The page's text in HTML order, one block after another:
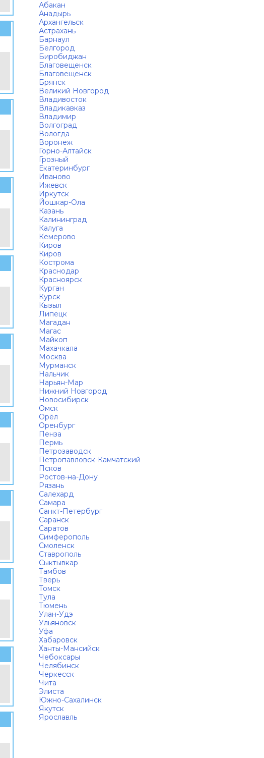
Абакан
Анадырь
Архангельск
Астрахань
Барнаул
Белгород
Биробиджан
Благовещенск
Благовещенск
Брянск
Великий Новгород
Владивосток
Владикавказ
Владимир
Волгоград
Вологда
Воронеж
Горно-Алтайск
Грозный
Екатеринбург
Иваново
Ижевск
Иркутск
Йошкар-Ола
Казань
Калининград
Калуга
Кемерово
Киров
Киров
Кострома
Краснодар
Красноярск
Курган
Курск
Кызыл
Липецк
Магадан
Магас
Майкоп
Махачкала
Москва
Мурманск
Нальчик
Нарьян-Мар
Нижний Новгород
Новосибирск
Омск
Орёл
Оренбург
Пенза
Пермь
Петрозаводск
Петропавловск-Камчатский
Псков
Ростов-на-Дону
Рязань
Салехард
Самара
Санкт-Петербург
Саранск
Саратов
Симферополь
Смоленск
Ставрополь
Сыктывкар
Тамбов
Тверь
Томск
Тула
Тюмень
Улан-Удэ
Ульяновск
Уфа
Хабаровск
Ханты-Мансийск
Чебоксары
Челябинск
Черкесск
Чита
Элиста
Южно-Сахалинск
Якутск
Ярославль